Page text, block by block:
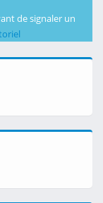
de signaler un